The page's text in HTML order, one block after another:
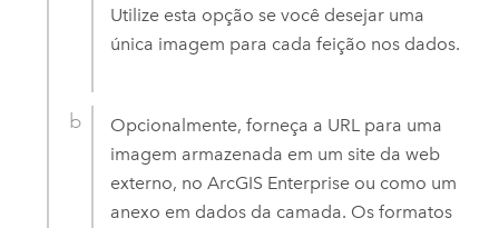
Utilize esta opção se você desejar uma
única imagem para cada feição nos dados.
Opcionalmente, forneça a URL para uma
imagem armazenada em um site da web
externo, noArcGIS Enterprise ou como um
anexo em dados da camada. Os formatos